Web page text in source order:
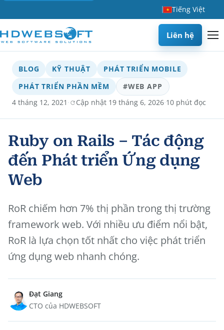
Tiếng Việt
Liên hệ
BLOG KỸ THUẬT
PHÁT TRIỂN MOBILE
PHÁT TRIỂN PHẦN MỀM
#WEB APP
4 tháng 12, 2021 · Cập nhật 19 tháng 6, 2026·10 phút đọc
Ruby on Rails – Tác động
đến Phát triển Ứng dụng
Web
RoR chiếm hơn 7% thị phần trong thị trường
framework web. Với nhiều ưu điểm nổi bật,
RoR là lựa chọn tốt nhất cho việc phát triển
ứng dụng web nhanh chóng.
Đạt Giang
CTO của HDWEBSOFT